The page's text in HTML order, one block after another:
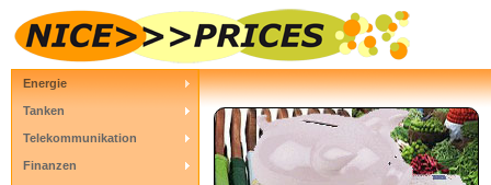
Energie
Tanken
Telekommunikation
Finanzen